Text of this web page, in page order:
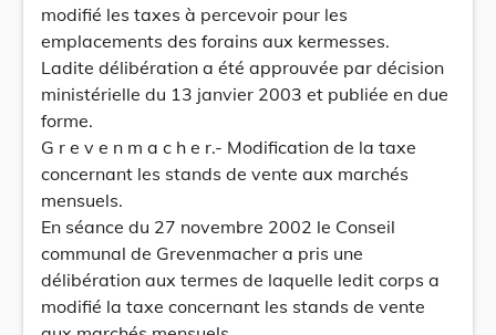
modifié les taxes à percevoir pour les
emplacements des forains aux kermesses.
Ladite délibération a été approuvée par décision
ministérielle du 13 janvier 2003 et publiée en due
forme.
G r e v e n m a c h e r.- Modification de la taxe
concernant les stands de vente aux marchés
mensuels.
En séance du 27 novembre 2002 le Conseil
communal de Grevenmacher a pris une
délibération aux termes de laquelle ledit corps a
modifié la taxe concernant les stands de vente